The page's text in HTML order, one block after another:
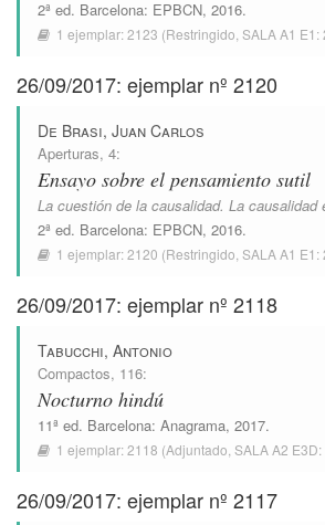
2ª ed. Barcelona: EPBCN, 2016.
1 ejemplar:2123 (Restringido, SALA A1 E1:
26/09/2017: ejemplar nº 2120
De Brasi, Juan Carlos
Aperturas, 4:
Ensayo sobre el pensamiento sutil
La cuestión de la causalidad. La causalidad
2ª ed. Barcelona: EPBCN, 2016.
1 ejemplar:2120 (Restringido, SALA A1 E1:
26/09/2017: ejemplar nº 2118
Tabucchi, Antonio
Compactos, 116:
Nocturno hindú
11ª ed. Barcelona: Anagrama, 2017.
1 ejemplar:2118 (Adjuntado, SALA A2 E3D:
26/09/2017: ejemplar nº 2117